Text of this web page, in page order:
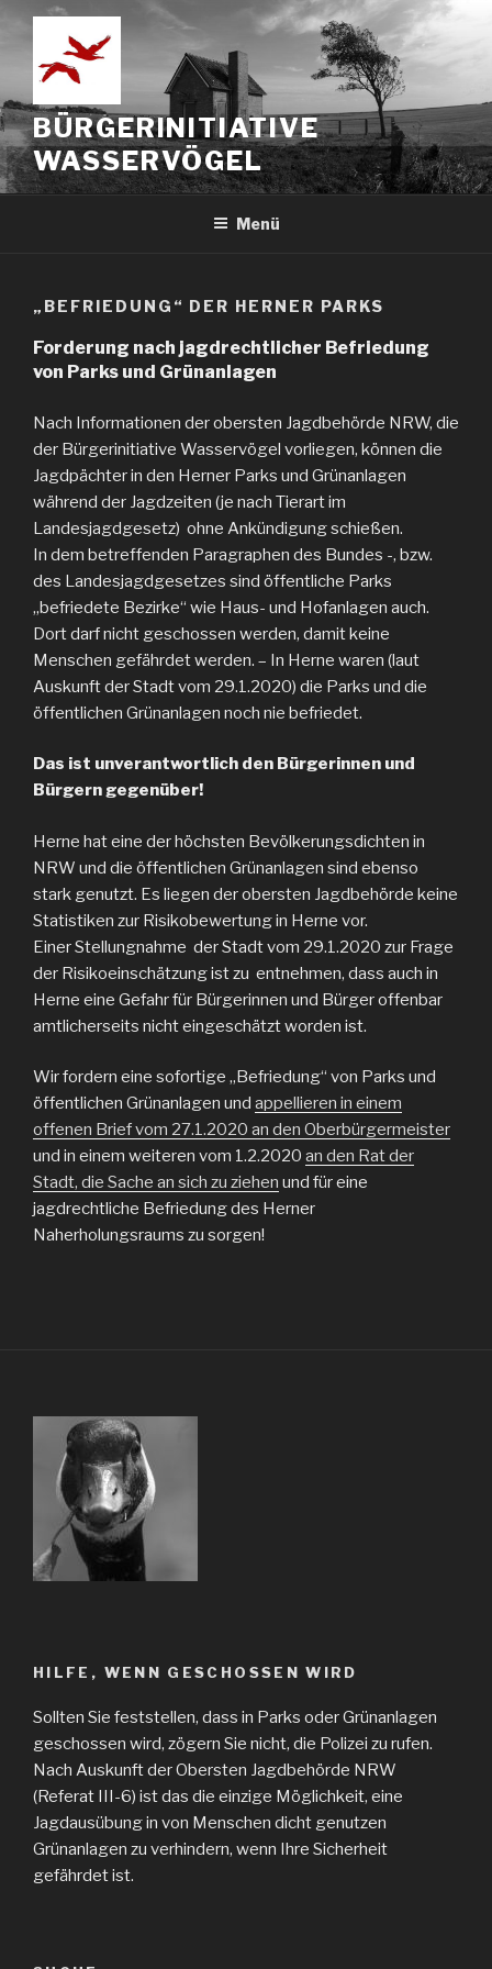
springen
BÜRGERINITIATIVE
WASSERVÖGEL
Menü
„BEFRIEDUNG“ DER HERNER PARKS
Forderung nach jagdrechtlicher Befriedung
von Parks und Grünanlagen
Nach Informationen der obersten Jagdbehörde NRW, die
der Bürgerinitiative Wasservögel vorliegen, können die
Jagdpächter in den Herner Parks und Grünanlagen
während der Jagdzeiten (je nach Tierart im
Landesjagdgesetz) ohne Ankündigung schießen.
In dem betreffenden Paragraphen des Bundes -, bzw.
des Landesjagdgesetzes sind öffentliche Parks
„befriedete Bezirke“ wie Haus- und Hofanlagen auch.
Dort darf nicht geschossen werden, damit keine
Menschen gefährdet werden. – In Herne waren (laut
Auskunft der Stadt vom 29.1.2020) die Parks und die
öffentlichen Grünanlagen noch nie befriedet.
Das ist unverantwortlich den Bürgerinnen und
Bürgern gegenüber!
Herne hat eine der höchsten Bevölkerungsdichten in
NRW und die öffentlichen Grünanlagen sind ebenso
stark genutzt. Es liegen der obersten Jagdbehörde keine
Statistiken zur Risikobewertung in Herne vor.
Einer Stellungnahme der Stadt vom 29.1.2020 zur Frage
der Risikoeinschätzung ist zu entnehmen, dass auch in
Herne eine Gefahr für Bürgerinnen und Bürger offenbar
amtlicherseits nicht eingeschätzt worden ist.
Wir fordern eine sofortige „Befriedung“ von Parks und
öffentlichen Grünanlagen und appellieren in einem
offenen Brief vom 27.1.2020 an den Oberbürgermeister
und in einem weiteren vom 1.2.2020 an den Rat der
Stadt, die Sache an sich zu ziehen und für eine
jagdrechtliche Befriedung des Herner
Naherholungsraums zu sorgen!
HILFE, WENN GESCHOSSEN WIRD
Sollten Sie feststellen, dass in Parks oder Grünanlagen
geschossen wird, zögern Sie nicht, die Polizei zu rufen.
Nach Auskunft der Obersten Jagdbehörde NRW
(Referat III-6) ist das die einzige Möglichkeit, eine
Jagdausübung in von Menschen dicht genutzen
Grünanlagen zu verhindern, wenn Ihre Sicherheit
gefährdet ist.